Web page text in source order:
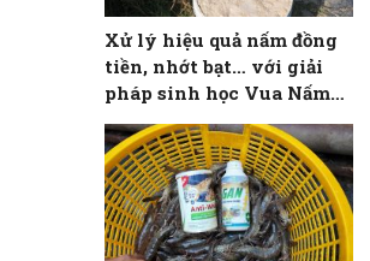
Xử lý hiệu quả nấm đồng
tiền, nhớt bạt… với giải
pháp sinh học Vua Nấm
Plus